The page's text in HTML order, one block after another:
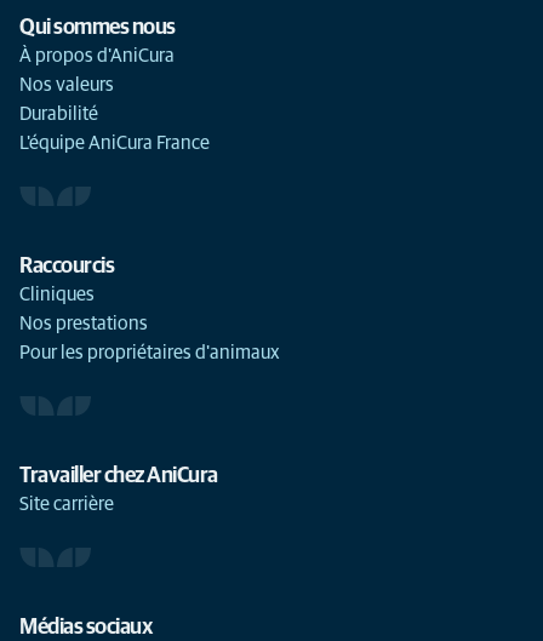
Qui sommes nous
À propos d'AniCura
Nos valeurs
Durabilité
L'équipe AniCura France
Raccourcis
Cliniques
Nos prestations
Pour les propriétaires d'animaux
Travailler chez AniCura
Site carrière
Médias sociaux